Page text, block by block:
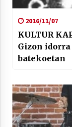
2016/11/07
KULTUR
Gizon idorra
batekoetan